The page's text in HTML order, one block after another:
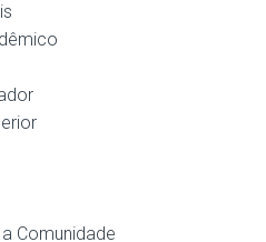
Comunidade